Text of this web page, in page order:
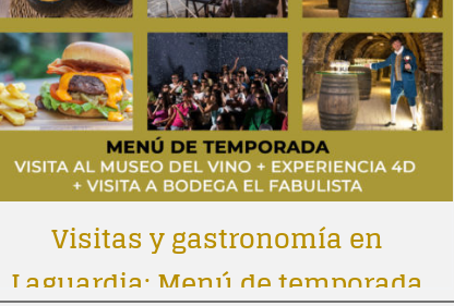
Visitas y gastronomía en
Laguardia: Menú de temporada